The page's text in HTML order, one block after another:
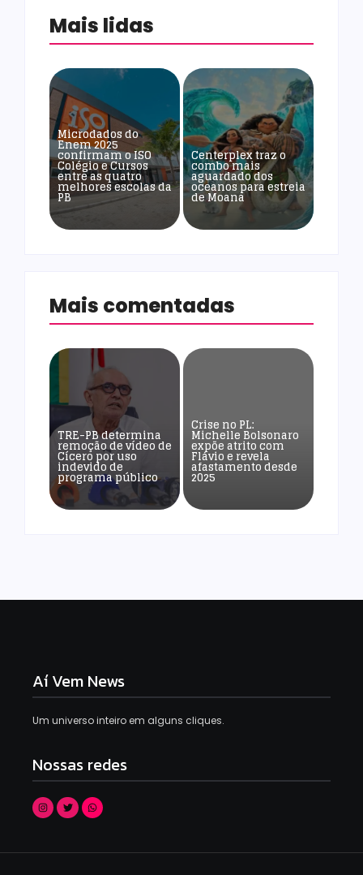
Mais lidas
Microdados do
Enem 2025
confirmam o ISO
Colégio e Cursos
entre as quatro
melhores escolas da
PB
Centerplex traz o
combo mais
aguardado dos
oceanos para estreia
de Moana
Mais comentadas
TRE-PB determina
remoção de vídeo de
Cícero por uso
indevido de
programa público
Crise no PL:
Michelle Bolsonaro
expõe atrito com
Flávio e revela
afastamento desde
2025
Aí Vem News
Um universo inteiro em alguns cliques.
Nossas redes